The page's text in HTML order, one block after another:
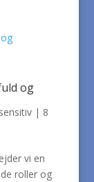
og
| 8
vi en
roller og